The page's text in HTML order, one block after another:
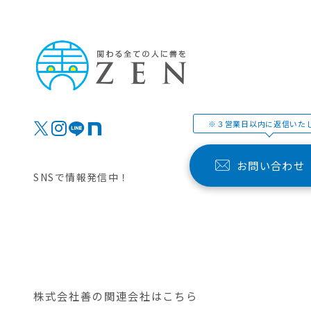
SNSで情報発信中！
※３営業日以内に返信いた
お問い合わせ
株式会社善の関連会社はこちら